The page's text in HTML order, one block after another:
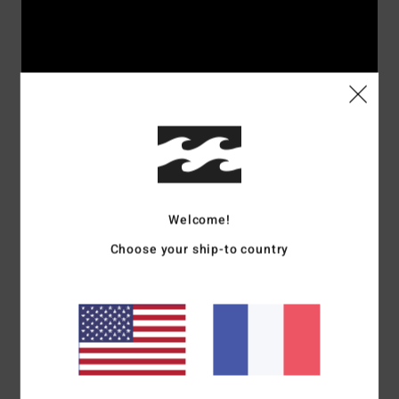
Rider's picks
Welcome!
Choose your ship-to country